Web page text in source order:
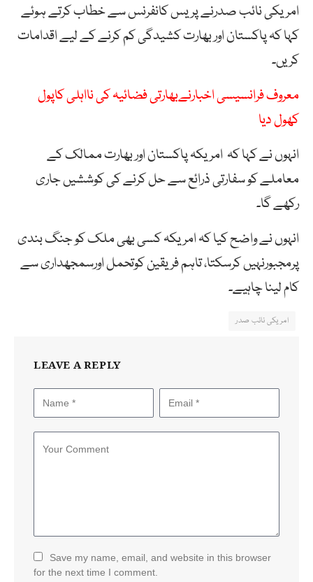
امریکی نائب صدرنے پریس کانفرنس سے خطاب کرتے ہوئے
کہا کہ پاکستان اور بھارت کشیدگی کم کرنے کے لیے اقدامات
کریں۔
معروف فرانسیسی اخبارنےبھارتی فضائیہ کی نااہلی کاپول
کھول دیا
انہوں نے کہا کہ امریکہ پاکستان اور بھارت ممالک کے
معاملے کو سفارتی ذرائع سے حل کرنے کی کوششیں جاری
رکھے گا۔
انہوں نے واضح کیا کہ امریکہ کسی بھی ملک کو جنگ بندی
پرمجبورنہیں کرسکتا، تاہم فریقین کوتحمل اورسمجھداری سے
کام لینا چاہیے۔
امریکی نائب صدر
LEAVE A REPLY
Save my name, email, and website in this browser
for the next time I comment.